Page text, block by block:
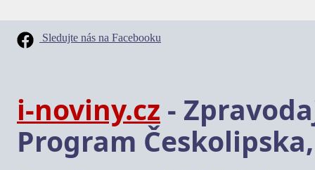
Sledujte nás na Facebooku
i-noviny.cz -
Program